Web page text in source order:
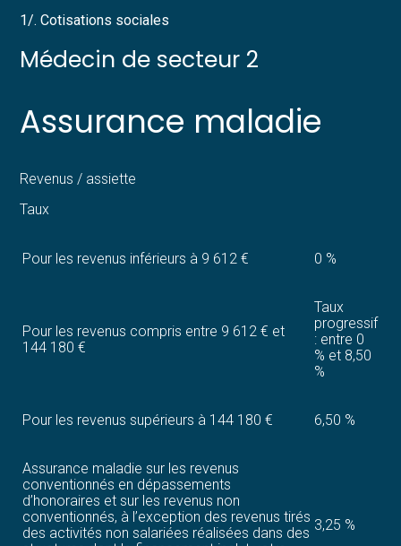
1/. Cotisations sociales
Médecin de secteur 2
Assurance maladie
Revenus / assiette
Taux
Pour les revenus inférieurs à 9 612 € 0 %
Pour les revenus compris entre 9 612 € et
144 180 €
Taux
progressif
: entre 0
% et 8,50
%
Pour les revenus supérieurs à 144 180 € 6,50 %
Assurance maladie sur les revenus
conventionnés en dépassements
d’honoraires et sur les revenus non
conventionnés, à l’exception des revenus tirés
des activités non salariées réalisées dans des 3,25 %